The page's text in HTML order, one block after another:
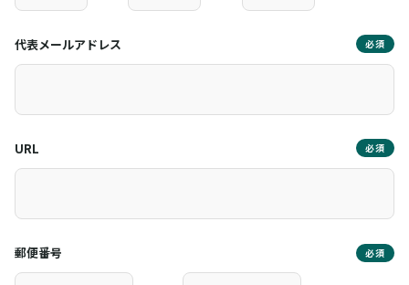
代表メールアドレス 必須
URL 必須
郵便番号 必須